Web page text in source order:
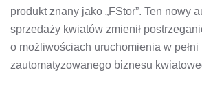
produkt znany jako „FStor”. Ten nowy
sprzedaży kwiatów zmienił
o możliwościach uruchomienia w pełni
zautomatyzowanego biznesu